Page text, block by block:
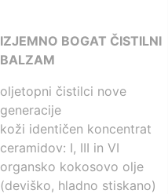
IZJEMNO BOGAT ČISTILNI
BALZAM
oljetopni čistilci nove
generacije
koži identičen koncentrat
ceramidov: I, III in VI
organsko kokosovo olje
(deviško, hladno stiskano)